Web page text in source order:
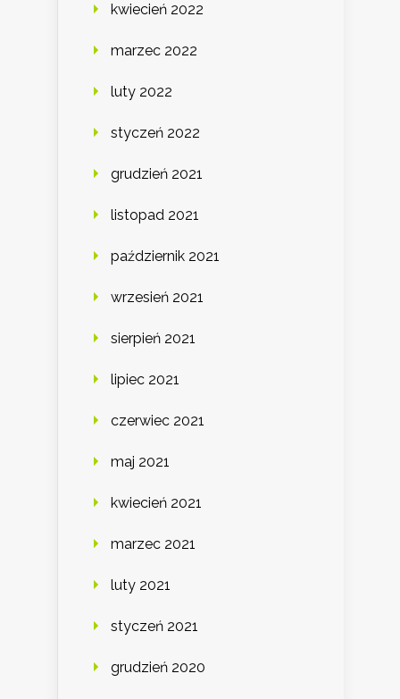
kwiecień 2022
marzec 2022
luty 2022
styczeń 2022
grudzień 2021
listopad 2021
październik 2021
wrzesień 2021
sierpień 2021
lipiec 2021
czerwiec 2021
maj 2021
kwiecień 2021
marzec 2021
luty 2021
styczeń 2021
grudzień 2020